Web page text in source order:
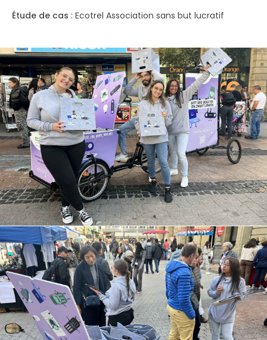
Étude de cas : Ecotrel Association sans but lucratif